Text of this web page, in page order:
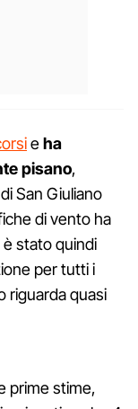
eha
pisano,
San Giuliano
di vento ha
stato quindi
per tutti i
riguarda quasi
prime stime,